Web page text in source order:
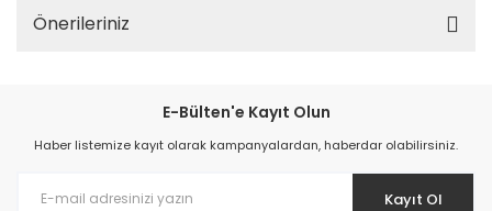
Önerileriniz
E-Bülten'e Kayıt Olun
Haber listemize kayıt olarak kampanyalardan, haberdar olabilirsiniz.
Kayıt Ol